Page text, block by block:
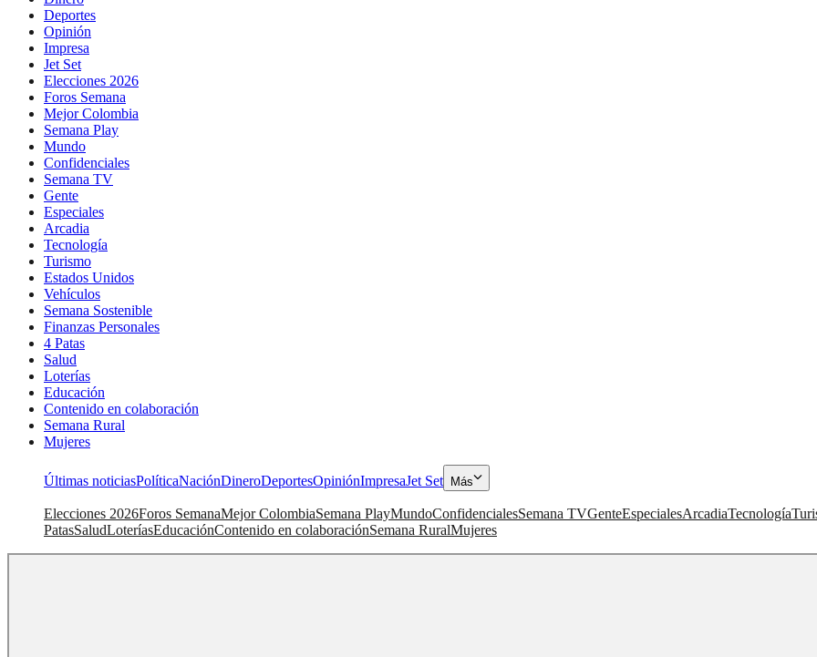
Deportes
Opinión
Impresa
Jet Set
Elecciones 2026
Foros Semana
Mejor Colombia
Semana Play
Mundo
Confidenciales
Semana TV
Gente
Especiales
Arcadia
Tecnología
Turismo
Estados Unidos
Vehículos
Semana Sostenible
Finanzas Personales
4 Patas
Salud
Loterías
Educación
Contenido en colaboración
Semana Rural
Mujeres
Últimas noticiasPolíticaNaciónDineroDeportesOpiniónImpresaJet Set Más
Elecciones 2026Foros SemanaMejor ColombiaSemana PlayMundoConfidencialesSemana TVGenteEspecialesArcadiaTecnología
PatasSaludLoteríasEducaciónContenido en colaboraciónSemana RuralMujeres